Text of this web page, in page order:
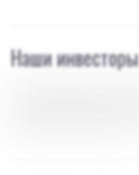
Наши инвесторы